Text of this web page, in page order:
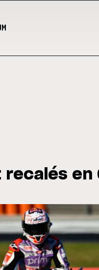
du GP de
en